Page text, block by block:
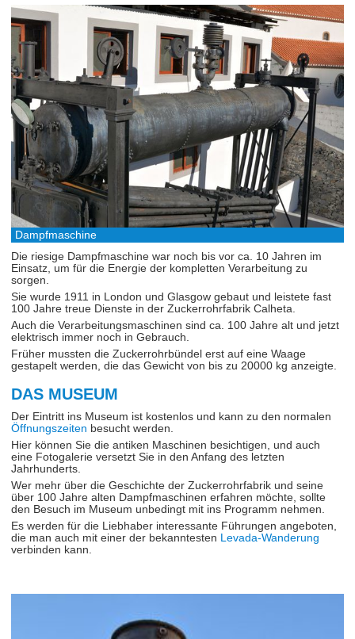
Dampfmaschine
Die riesige Dampfmaschine war noch bis vor ca. 10 Jahren im
Einsatz, um für die Energie der kompletten Verarbeitung zu
sorgen.
Sie wurde 1911 in London und Glasgow gebaut und leistete fast
100 Jahre treue Dienste in der Zuckerrohrfabrik Calheta.
Auch die Verarbeitungsmaschinen sind ca. 100 Jahre alt und jetzt
elektrisch immer noch in Gebrauch.
Früher mussten die Zuckerrohrbündel erst auf eine Waage
gestapelt werden, die das Gewicht von bis zu 20000 kg anzeigte.
DAS MUSEUM
Der Eintritt ins Museum ist kostenlos und kann zu den normalen
Öffnungszeiten besucht werden.
Hier können Sie die antiken Maschinen besichtigen, und auch
eine Fotogalerie versetzt Sie in den Anfang des letzten
Jahrhunderts.
Wer mehr über die Geschichte der Zuckerrohrfabrik und seine
über 100 Jahre alten Dampfmaschinen erfahren möchte, sollte
den Besuch im Museum unbedingt mit ins Programm nehmen.
Es werden für die Liebhaber interessante Führungen angeboten,
die man auch mit einer der bekanntesten Levada-Wanderung
verbinden kann.